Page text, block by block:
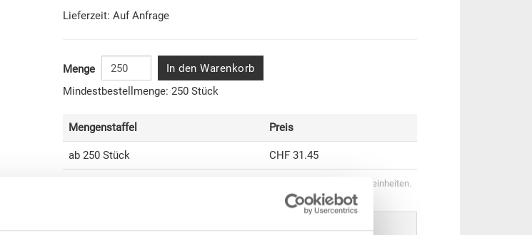
Lieferzeit: Auf Anfrage
Menge
In den Warenkorb
Mindestbestellmenge: 250 Stück
Mengenstaffel Preis
ab 250 Stück CHF 31.45
Mengenstaffeln entsprechen Verpackungseinheiten.
Artikeldaten